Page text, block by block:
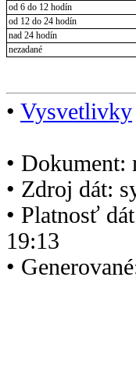
od 6 do 12 hodín
od 12 do 24 hodín
nad 24 hodín
nezadané
• Vysvetlivky
• Dokument:
• Zdroj dát:
• Platnosť
19:13
•